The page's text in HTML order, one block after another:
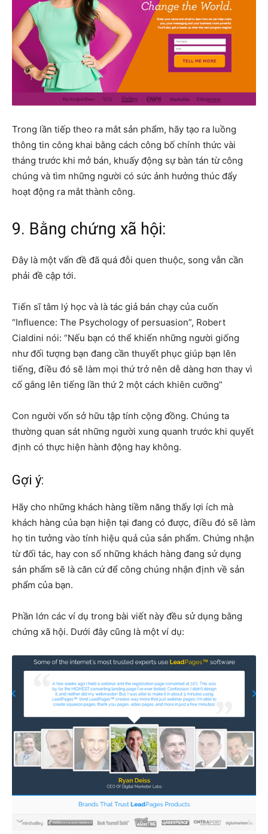
Trong lần tiếp theo ra mắt sản phẩm, hãy tạo ra luồng
thông tin công khai bằng cách công bố chính thức vài
tháng trước khi mở bán, khuấy động sự bàn tán từ công
chúng và tìm những người có sức ảnh hưởng thúc đẩy
hoạt động ra mắt thành công.
9. Bằng chứng xã hội:
Đây là một vấn đề đã quá đỗi quen thuộc, song vẫn cần
phải đề cập tới.
Tiến sĩ tâm lý học và là tác giả bán chạy của cuốn
“Influence: The Psychology of persuasion”, Robert
Cialdini nói: “Nếu bạn có thể khiến những người giống
như đối tượng bạn đang cần thuyết phục giúp bạn lên
tiếng, điều đó sẽ làm mọi thứ trở nên dễ dàng hơn thay vì
cố gắng lên tiếng lần thứ 2 một cách khiên cưỡng”
Con người vốn sở hữu tập tính cộng đồng. Chúng ta
thường quan sát những người xung quanh trước khi quyết
định có thực hiện hành động hay không.
Gợi ý:
Hãy cho những khách hàng tiềm năng thấy lợi ích mà
khách hàng của bạn hiện tại đang có được, điều đó sẽ làm
họ tin tưởng vào tính hiệu quả của sản phẩm. Chứng nhận
từ đối tác, hay con số những khách hàng đang sử dụng
sản phẩm sẽ là căn cứ để công chúng nhận định về sản
phẩm của bạn.
Phần lớn các ví dụ trong bài viết này đều sử dụng bằng
chứng xã hội. Dưới đây cũng là một ví dụ: